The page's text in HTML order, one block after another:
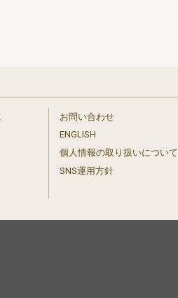
お問い合わせ
ENGLISH
個人情報の取り扱いについて
SNS運用方針